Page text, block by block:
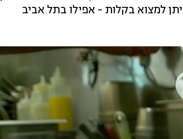
למצוא בקלות - אפילו בתל אביב